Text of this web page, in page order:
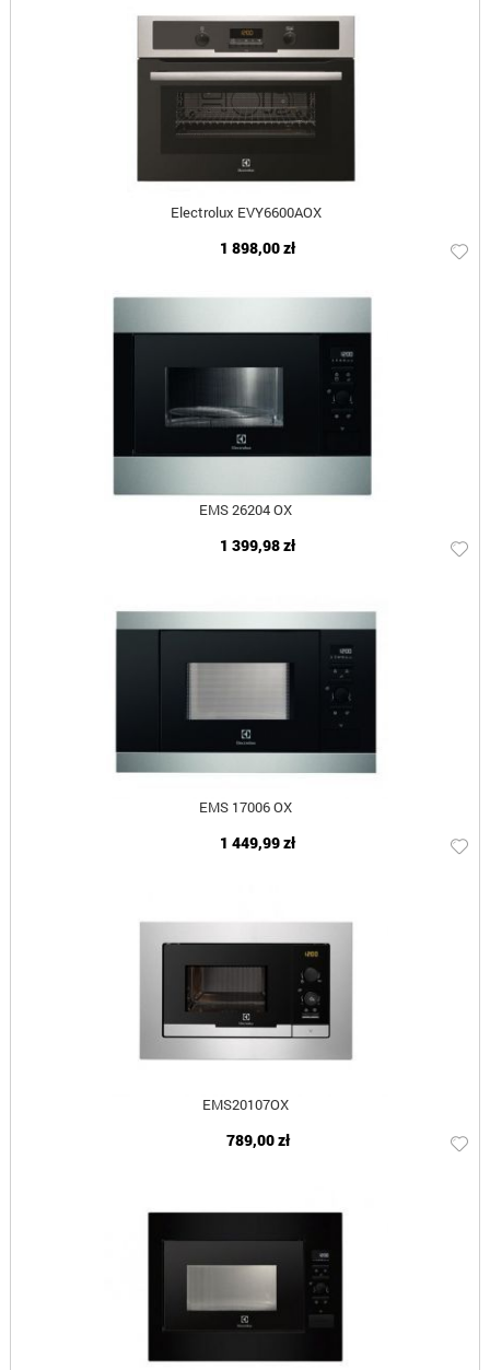
Electrolux EVY6600AOX
1 898,00 zł
EMS 26204 OX
1 399,98 zł
EMS 17006 OX
1 449,99 zł
EMS20107OX
789,00 zł